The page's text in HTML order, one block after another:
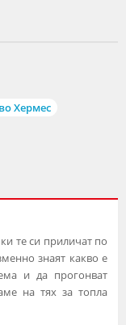
Хермес
те си приличат по
знаят какво е
и да прогонват
на тях за топла